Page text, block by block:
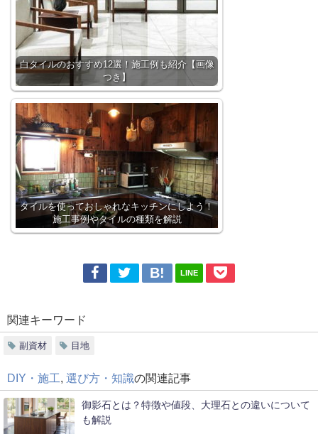
白タイルのおすすめ12選！施工例も紹介【画像
つき】
タイルを使っておしゃれなキッチンにしよう！
施工事例やタイルの種類を解説
LINE
関連キーワード
副資材 目地
DIY・施工 選び方・知識の関連記事
御影石とは？特徴や値段、大理石との違いについて
も解説